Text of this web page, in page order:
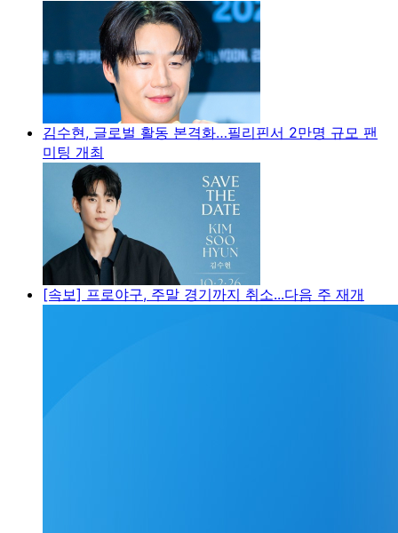
김수현, 글로벌 활동 본격화…필리핀서 2만명 규모 팬
미팅 개최
[속보] 프로야구, 주말 경기까지 취소...다음 주 재개